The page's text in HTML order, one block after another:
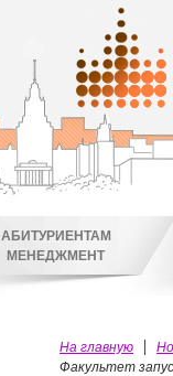
АБИТУРИЕНТАМ
МЕНЕДЖМЕНТ
На главную
Факультет